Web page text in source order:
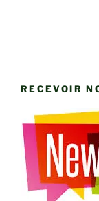
RECEVOIR